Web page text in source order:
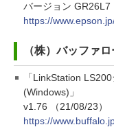
バージョン GR26L7
https://
（株）バッファロ
「LinkStation
(Windows)」
v1.76 （21/08/23）
https://